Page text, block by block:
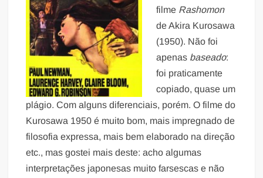
filme Rashomon
de Akira Kurosawa
(1950). Não foi
apenas baseado:
foi praticamente
copiado, quase um
plágio. Com alguns diferenciais, porém. O filme do
Kurosawa 1950 é muito bom, mais impregnado de
filosofia expressa, mais bem elaborado na direção
etc., mas gostei mais deste: acho algumas
interpretações japonesas muito farsescas e não